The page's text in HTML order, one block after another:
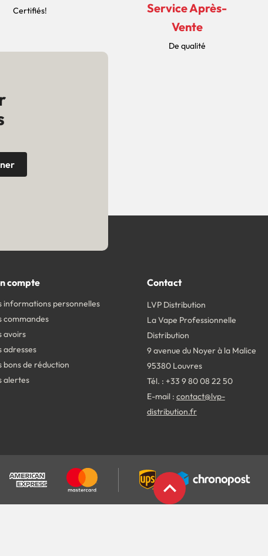
Certifiés!
Service Après-
Vente
De qualité
expand_less
compte
informations personnelles
commandes
avoirs
adresses
bons de réduction
alertes
Contact
LVP Distribution
La Vape Professionnelle
Distribution
9 avenue du Noyer à la Malice
95380 Louvres
Tél. : +33 9 80 08 22 50
E-mail : contact@lvp-
distribution.fr